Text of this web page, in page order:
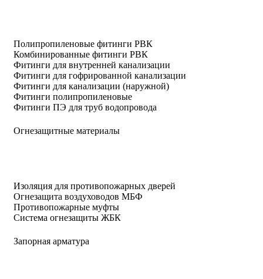
Полипропиленовые фитинги РВК
Комбинированные фитинги РВК
Фитинги для внутренней канализации
Фитинги для гофрированной канализации
Фитинги для канализации (наружной)
Фитинги полипропиленовые
Фитинги ПЭ для труб водопровода
Огнезащитные материалы
Изоляция для противопожарных дверей
Огнезащита воздуховодов МБФ
Противопожарные муфты
Система огнезащиты ЖБК
Запорная арматура